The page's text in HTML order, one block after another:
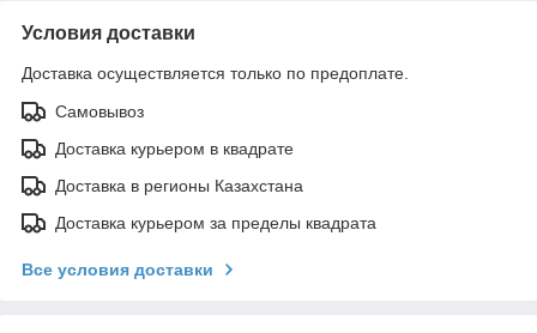
Условия доставки
Доставка осуществляется только по предоплате.
Самовывоз
Доставка курьером в квадрате
Доставка в регионы Казахстана
Доставка курьером за пределы квадрата
Все условия доставки